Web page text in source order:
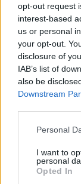
opt-out request
interest-based
us or personal
your opt-out.
disclosure of
IAB’s list of
also be
Downstream
Please note
not limited to
grant or deny
use your data
Personal
I want to
personal
Opted In
Kövess